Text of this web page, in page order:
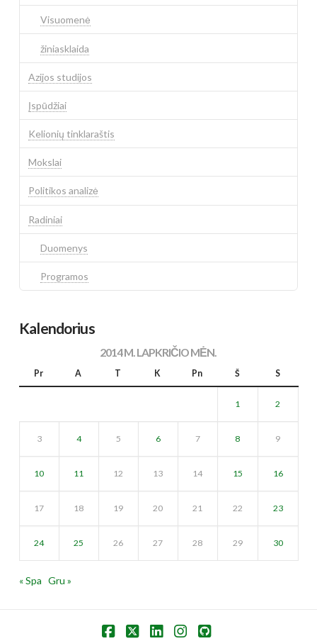
Visuomenė
žiniasklaida
Azijos studijos
Įspūdžiai
Kelionių tinklaraštis
Mokslai
Politikos analizė
Radiniai
Duomenys
Programos
Kalendorius
2014 M. LAPKRIČIO MĖN.
Pr A T K Pn Š S
1 2
3 4 5 6 7 8 9
10 11 12 13 14 15 16
17 18 19 20 21 22 23
24 25 26 27 28 29 30
« Spa Gru »